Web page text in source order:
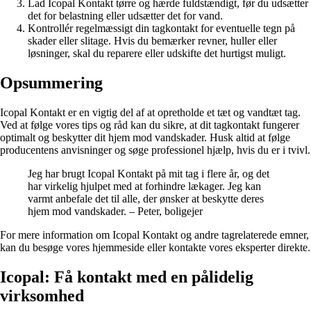
Lad Icopal Kontakt tørre og hærde fuldstændigt, før du udsætter
det for belastning eller udsætter det for vand.
Kontrollér regelmæssigt din tagkontakt for eventuelle tegn på
skader eller slitage. Hvis du bemærker revner, huller eller
løsninger, skal du reparere eller udskifte det hurtigst muligt.
Opsummering
Icopal Kontakt er en vigtig del af at opretholde et tæt og vandtæt tag.
Ved at følge vores tips og råd kan du sikre, at dit tagkontakt fungerer
optimalt og beskytter dit hjem mod vandskader. Husk altid at følge
producentens anvisninger og søge professionel hjælp, hvis du er i tvivl.
Jeg har brugt Icopal Kontakt på mit tag i flere år, og det
har virkelig hjulpet med at forhindre lækager. Jeg kan
varmt anbefale det til alle, der ønsker at beskytte deres
hjem mod vandskader. – Peter, boligejer
For mere information om Icopal Kontakt og andre tagrelaterede emner,
kan du besøge vores hjemmeside eller kontakte vores eksperter direkte.
Icopal: Få kontakt med en pålidelig
virksomhed